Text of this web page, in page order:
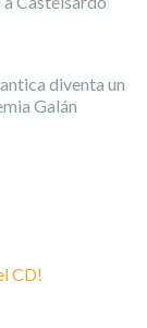
diventa un
Galán
CD!